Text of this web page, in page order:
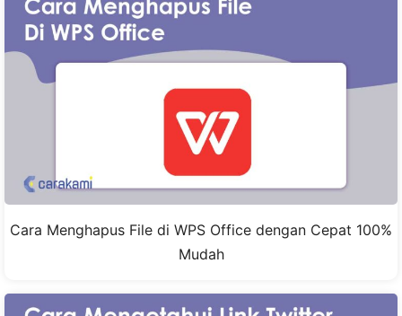
Cara Menghapus File di WPS Office dengan Cepat 100%
Mudah